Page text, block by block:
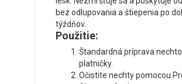
bez odlupovania a štiepenia po
týždňov.
Použitie:
Štandardná príprava
platničky.
Očistite nechty pomocou